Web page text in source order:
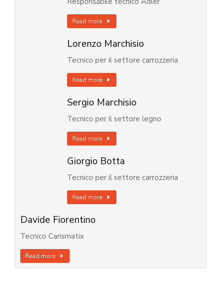
Read more
Lorenzo Marchisio
Tecnico per il settore carrozzeria
Read more
Sergio Marchisio
Tecnico per il settore legno
Read more
Giorgio Botta
Tecnico per il settore carrozzeria
Read more
Davide Fiorentino
Tecnico Carismatix
Read more